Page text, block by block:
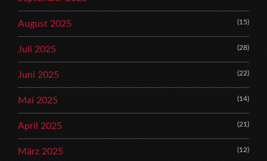
August 2025 (15)
Juli 2025 (28)
Juni 2025 (22)
Mai 2025 (14)
April 2025 (21)
März 2025 (12)